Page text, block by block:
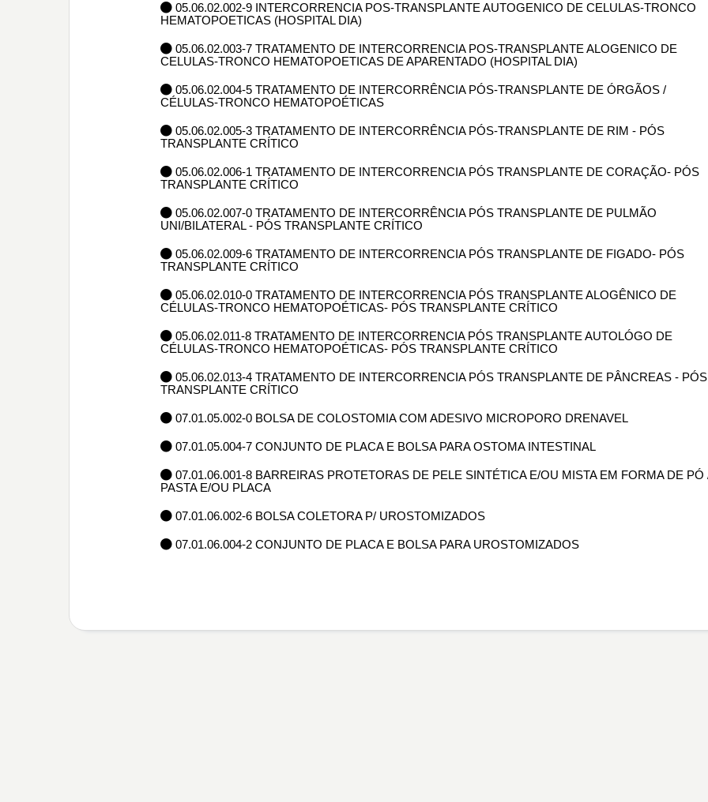
05.06.02.002-9 INTERCORRENCIA POS-TRANSPLANTE AUTOGENICO DE CELULAS-TRONCO
HEMATOPOETICAS (HOSPITAL DIA)
05.06.02.003-7 TRATAMENTO DE INTERCORRENCIA POS-TRANSPLANTE ALOGENICO DE
CELULAS-TRONCO HEMATOPOETICAS DE APARENTADO (HOSPITAL DIA)
05.06.02.004-5 TRATAMENTO DE INTERCORRÊNCIA PÓS-TRANSPLANTE DE ÓRGÃOS /
CÉLULAS-TRONCO HEMATOPOÉTICAS
05.06.02.005-3 TRATAMENTO DE INTERCORRÊNCIA PÓS-TRANSPLANTE DE RIM - PÓS
TRANSPLANTE CRÍTICO
05.06.02.006-1 TRATAMENTO DE INTERCORRENCIA PÓS TRANSPLANTE DE CORAÇÃO- PÓS
TRANSPLANTE CRÍTICO
05.06.02.007-0 TRATAMENTO DE INTERCORRÊNCIA PÓS TRANSPLANTE DE PULMÃO
UNI/BILATERAL - PÓS TRANSPLANTE CRÍTICO
05.06.02.009-6 TRATAMENTO DE INTERCORRENCIA PÓS TRANSPLANTE DE FIGADO- PÓS
TRANSPLANTE CRÍTICO
05.06.02.010-0 TRATAMENTO DE INTERCORRENCIA PÓS TRANSPLANTE ALOGÊNICO DE
CÉLULAS-TRONCO HEMATOPOÉTICAS- PÓS TRANSPLANTE CRÍTICO
05.06.02.011-8 TRATAMENTO DE INTERCORRENCIA PÓS TRANSPLANTE AUTOLÓGO DE
CÉLULAS-TRONCO HEMATOPOÉTICAS- PÓS TRANSPLANTE CRÍTICO
05.06.02.013-4 TRATAMENTO DE INTERCORRENCIA PÓS TRANSPLANTE DE PÂNCREAS - PÓS
TRANSPLANTE CRÍTICO
07.01.05.002-0 BOLSA DE COLOSTOMIA COM ADESIVO MICROPORO DRENAVEL
07.01.05.004-7 CONJUNTO DE PLACA E BOLSA PARA OSTOMA INTESTINAL
07.01.06.001-8 BARREIRAS PROTETORAS DE PELE SINTÉTICA E/OU MISTA EM FORMA DE PÓ
PASTA E/OU PLACA
07.01.06.002-6 BOLSA COLETORA P/ UROSTOMIZADOS
07.01.06.004-2 CONJUNTO DE PLACA E BOLSA PARA UROSTOMIZADOS